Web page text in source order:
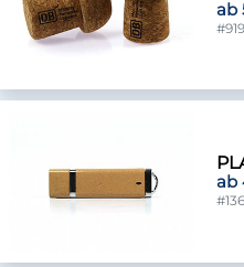
ab
#919
ab